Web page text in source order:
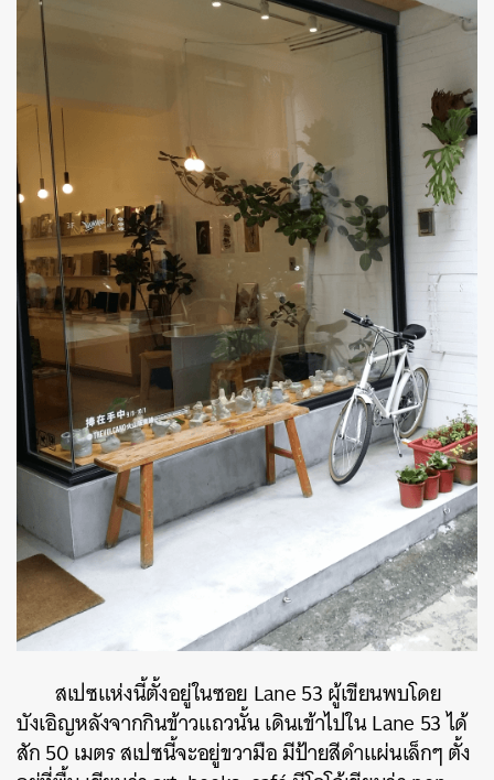
สเปซแห่งนี้ตั้งอยู่ในซอย Lane 53 ผู้เขียนพบโดย
บังเอิญหลังจากกินข้าวแถวนั้น เดินเข้าไปใน Lane 53 ได้
สัก 50 เมตร สเปซนี้จะอยู่ขวามือ มีป้ายสีดำแผ่นเล็กๆ ตั้ง